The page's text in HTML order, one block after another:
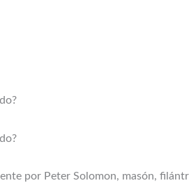
por Peter Solomon, masón,